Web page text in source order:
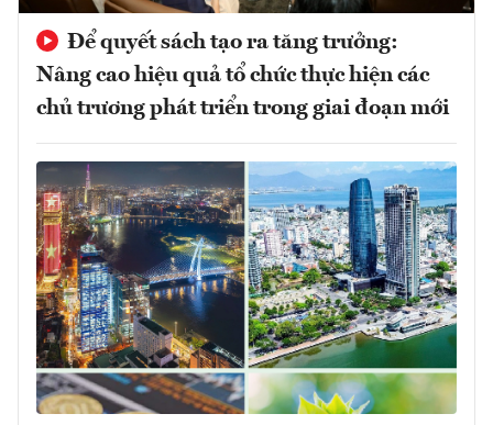
Để quyết sách tạo ra tăng trưởng:
Nâng cao hiệu quả tổ chức thực hiện các
chủ trương phát triển trong giai đoạn mới